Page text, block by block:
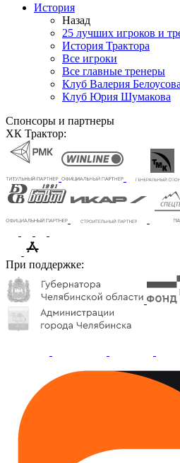
История
Назад
25 лучших игроков и
История Трактора
Все игроки
Все главные тренеры
Клуб Валерия Белоусова
Клуб Юрия Шумакова
Спонсоры и партнеры
ХК Трактор:
При поддержке: